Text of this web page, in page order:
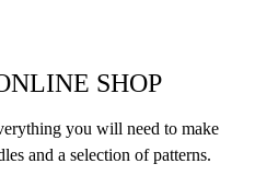
SHOP
you will need to make
and a selection of patterns.